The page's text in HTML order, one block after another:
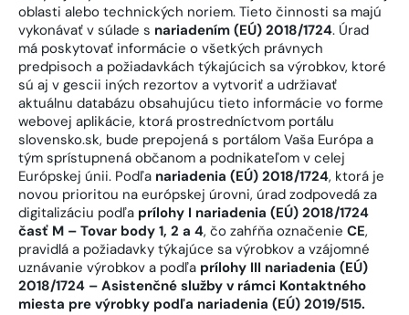
oblasti alebo technických noriem. Tieto činnosti sa majú
vykonávať v súlade s nariadením (EÚ) 2018/1724. Úrad
má poskytovať informácie o všetkých právnych
predpisoch a požiadavkách týkajúcich sa výrobkov, ktoré
sú aj v gescii iných rezortov a vytvoriť a udržiavať
aktuálnu databázu obsahujúcu tieto informácie vo forme
webovej aplikácie, ktorá prostredníctvom portálu
slovensko.sk, bude prepojená s portálom Vaša Európa a
tým sprístupnená občanom a podnikateľom v celej
Európskej únii. Podľa nariadenia (EÚ) 2018/1724, ktorá je
novou prioritou na európskej úrovni, úrad zodpovedá za
digitalizáciu podľa prílohy I nariadenia (EÚ) 2018/1724
časť M – Tovar body 1, 2 a 4, čo zahŕňa označenie CE,
pravidlá a požiadavky týkajúce sa výrobkov a vzájomné
uznávanie výrobkov a podľa prílohy III nariadenia (EÚ)
2018/1724 – Asistenčné služby v rámci Kontaktného
miesta pre výrobky podľa nariadenia (EÚ) 2019/515.